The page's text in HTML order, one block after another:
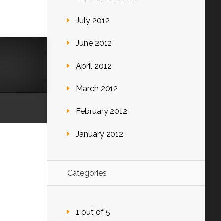
July 2012
June 2012
April 2012
March 2012
February 2012
January 2012
Categories
1 out of 5